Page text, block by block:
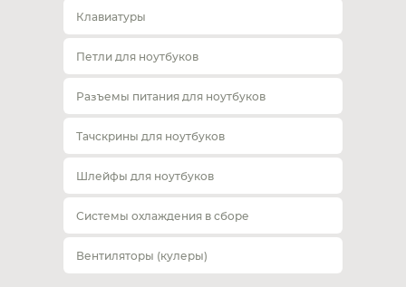
Клавиатуры
Петли для ноутбуков
Разъемы питания для ноутбуков
Тачскрины для ноутбуков
Шлейфы для ноутбуков
Системы охлаждения в сборе
Вентиляторы (кулеры)